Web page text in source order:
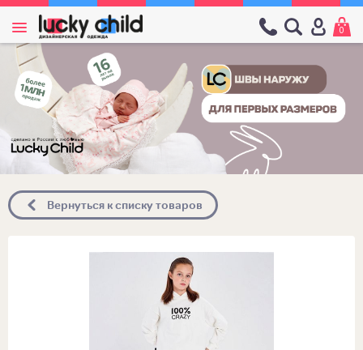
0
Вернуться к списку товаров